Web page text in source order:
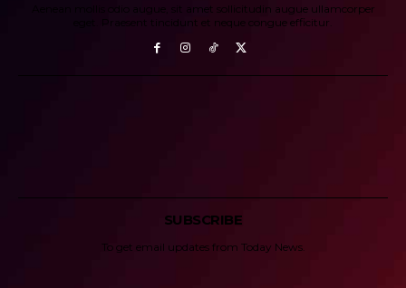
Aenean mollis odio augue, sit amet sollicitudin augue ullamcorper
eget. Praesent tincidunt et neque congue efficitur.
SUBSCRIBE
To get email updates from Today News.